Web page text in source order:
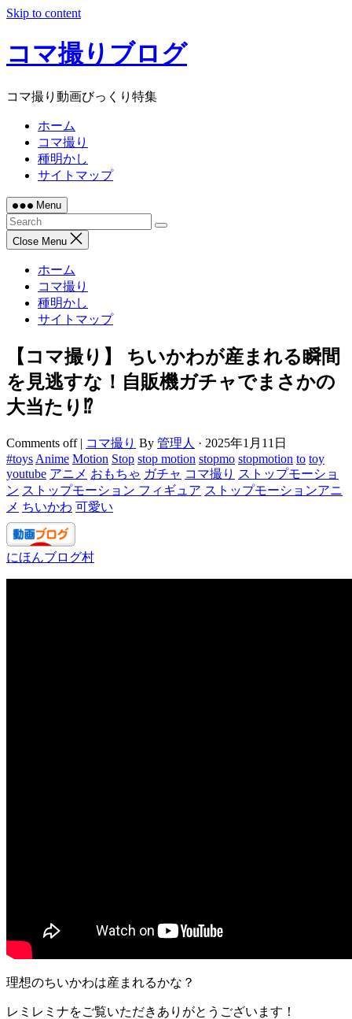
Skip to content
コマ撮りブログ
コマ撮り動画びっくり特集
ホーム
コマ撮り
種明かし
サイトマップ
Menu
Close Menu
ホーム
コマ撮り
種明かし
サイトマップ
【コマ撮り】 ちいかわが産まれる瞬間
を見逃すな！自販機ガチャでまさかの
大当たり⁉
Comments off | コマ撮り By 管理人 · 2025年1月11日
#toys Anime Motion Stop stop motion stopmo stopmotion to toy
youtube アニメ おもちゃ ガチャ コマ撮り ストップモーショ
ン ストップモーション フィギュア ストップモーションアニ
メ ちいかわ 可愛い
にほんブログ村
理想のちいかわは産まれるかな？
レミレミナをご覧いただきありがとうございます！